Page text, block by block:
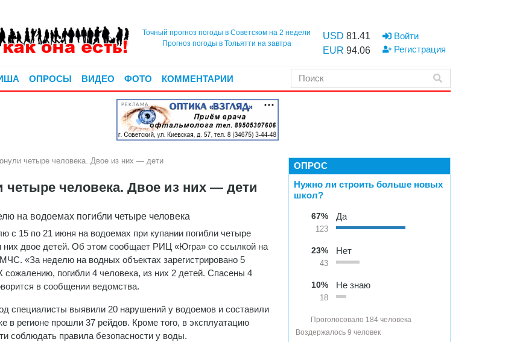
Точный прогноз погоды в Советском на 2 недели
Прогноз погоды в Тольятти на завтра
USD 81.41
EUR 94.06
Войти
Регистрация
ОПРОСЫ ВИДЕО ФОТО КОММЕНТАРИИ
РЕКЛАМА
четыре человека. Двое из них — дети
человека. Двое из них — дети
на водоемах погибли четыре человека
с 15 по 21 июня на водоемах при купании погибли четыре
них двое детей. Об этом сообщает РИЦ «Югра» со ссылкой на
«За неделю на водных объектах зарегистрировано 5
сожалению, погибли 4 человека, из них 2 детей. Спасены 4
в сообщении ведомства.
специалисты выявили 20 нарушений у водоемов и составили
в регионе прошли 37 рейдов. Кроме того, в эксплуатацию
соблюдать правила безопасности у воды.
ОПРОС
Нужно ли строить больше новых
школ?
67%
123
Да
23%
43
Нет
10%
18
Не знаю
Проголосовало 184 человека
Воздержалось 9 человек